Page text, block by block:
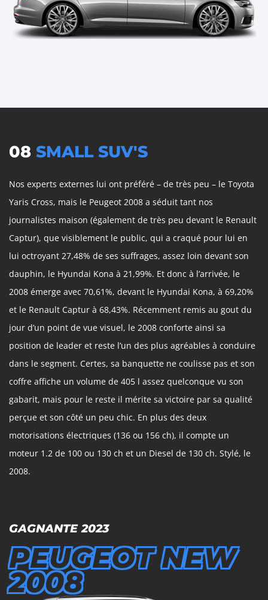
08 SMALL SUV'S
Nos experts externes lui ont préféré – de très peu – le Toyota
Yaris Cross, mais le Peugeot 2008 a séduit tant nos
journalistes maison (également de très peu devant le Renault
Captur), que visiblement le public, qui a craqué pour lui en
lui octroyant 27,48% de ses suffrages, assez loin devant son
dauphin, le Hyundai Kona à 21,99%. Et donc à l’arrivée, le
2008 émerge avec 70,61%, devant le Hyundai Kona, à 69,20%
et le Renault Captur à 68,43%. Récemment remis au gout du
jour d’un point de vue visuel, le 2008 conforte ainsi sa
position de leader et reste l’un des plus agréables à conduire
dans le segment. Certes, sa banquette ne coulisse pas et son
coffre affiche un volume de 405 l assez quelconque vu son
gabarit, mais pour le reste il mérite sa victoire par sa qualité
perçue et son côté un peu chic. En plus des deux
motorisations électriques (136 ou 156 ch), il compte un
moteur 1.2 de 100 ou 130 ch et un Diesel de 130 ch. Stylé, le
2008.
GAGNANTE 2023
PEUGEOT NEW
2008